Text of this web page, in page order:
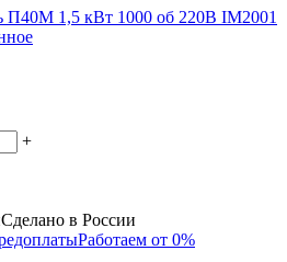
+
Сделано в России
Работаем от 0%